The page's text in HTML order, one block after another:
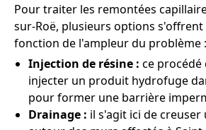
Pour traiter les remontées
sur-Roë, plusieurs options s'offrent
fonction de l'ampleur du problème :
Injection de résine : ce procédé
injecter un produit hydrofuge
pour former une barrière
Drainage : il s'agit ici de